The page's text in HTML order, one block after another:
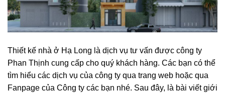
Thiết kế nhà ở Hạ Long là dịch vụ tư vấn được công ty
Phan Thịnh cung cấp cho quý khách hàng. Các bạn có thể
tìm hiểu các dịch vụ của công ty qua trang web hoặc qua
Fanpage của Công ty các bạn nhé. Sau đây, là bài viết giới